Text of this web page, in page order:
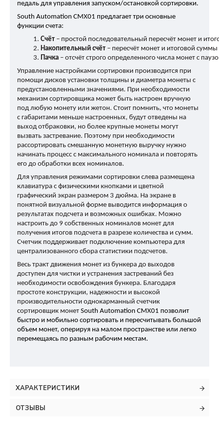
педаль для управления запуском/остановкой сортировки.
South Automation CMX01 предлагает три основные
функции счета:
Счёт – простой последовательный пересчёт монет и
Накопительный счёт – пересчёт монет и итоговой
Пачка – отсчёт строго определенного числа монет с
Управление настройками сортировки производится при
помощи дисков установки толщины и диаметра монеты с
предустановленными значениями. При необходимости
механизм сортировщика может быть настроен вручную
под любую монету или жетон. Стоит помнить, что монеты
с габаритами меньше настроенных, будут отведены на
выход отбраковки, но более крупные монеты могут
вызвать застревание. Поэтому при необходимости
рассортировать смешанную монетную выручку нужно
начинать процесс с максимального номинала и повторять
его до обработки всех номиналов.
Для управления режимами сортировки слева размещена
клавиатура с физическими кнопками и цветной
графический экран размером 3 дюйма. На экране в
понятной визуальной форме выводится информация о
результатах подсчета и возможных ошибках. Можно
настроить до 9 собственных номиналов монет для
получения итогов подсчета в разрезе количества и сумм.
Счетчик поддерживает подключение компьютера для
централизованного сбора статистики подсчетов.
Весь тракт движения монет из бункера до выходов
доступен для чистки и устранения застреваний без
необходимости освобождения бункера. Благодаря
простоте конструкции, надежности и высокой
производительности однокарманный счетчик
сортировщик монет South Automation CMX01 позволит
быстро и мобильно сортировать и пересчитывать большой
объем монет, оперируя на малом пространстве или легко
перемещаясь по разным рабочим местам.
ХАРАКТЕРИСТИКИ
ОТЗЫВЫ